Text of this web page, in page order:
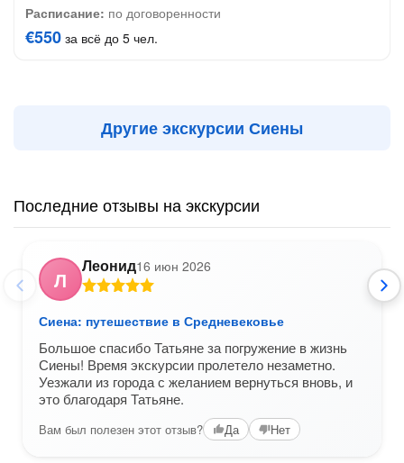
Расписание: по договоренности
€550 за всё до 5 чел.
Другие экскурсии Сиены
Последние отзывы на экскурсии
Л
Леонид16 июн 2026
Сиена: путешествие в Средневековье
Большое спасибо Татьяне за погружение в жизнь
Сиены! Время экскурсии пролетело незаметно.
Уезжали из города с желанием вернуться вновь, и
это благодаря Татьяне.
Вам был полезен этот отзыв? Да Нет